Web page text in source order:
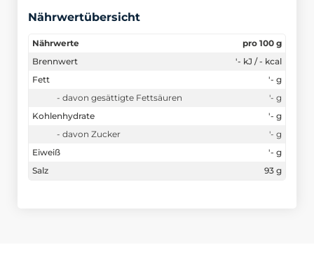
Nährwertübersicht
Nährwerte
pro 100 g
Brennwert
'- kJ / - kcal
Fett
'- g
- davon gesättigte Fettsäuren
'- g
Kohlenhydrate
'- g
- davon Zucker
'- g
Eiweiß
'- g
Salz
93 g